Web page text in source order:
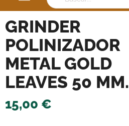
GRINDER
POLINIZADOR
METAL GOLD
LEAVES 50 MM.
15,00 €